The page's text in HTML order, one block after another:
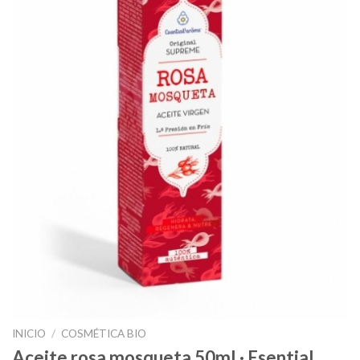
INICIO / COSMÉTICA BIO